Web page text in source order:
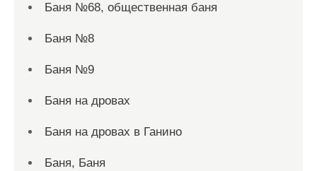
Баня №68, общественная баня
Баня №8
Баня №9
Баня на дровах
Баня на дровах в Ганино
Баня, Баня